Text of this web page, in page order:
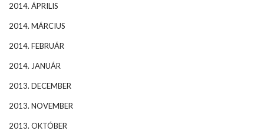
2014. ÁPRILIS
2014. MÁRCIUS
2014. FEBRUÁR
2014. JANUÁR
2013. DECEMBER
2013. NOVEMBER
2013. OKTÓBER